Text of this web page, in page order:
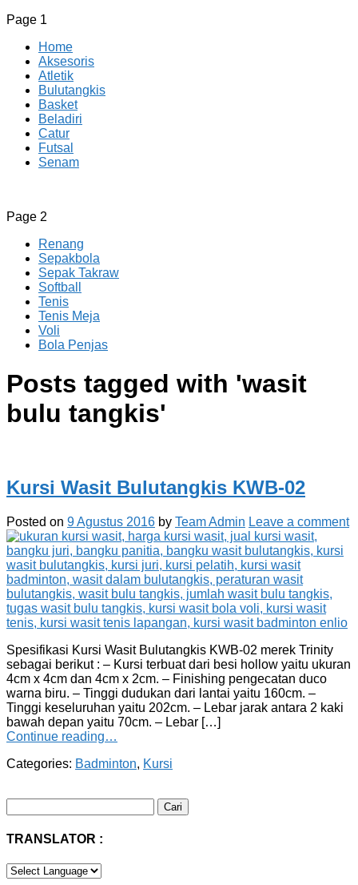
Page 1
Home
Aksesoris
Atletik
Bulutangkis
Basket
Beladiri
Catur
Futsal
Senam
CV JAYA BERSAMA Co Id
Menyediakan Semua Perlengkapan Olahraga Yang
Page 2
Renang
Sepakbola
Sepak Takraw
Softball
Tenis
Tenis Meja
Voli
Bola Penjas
Posts tagged with 'wasit
bulu tangkis'
Kursi Wasit Bulutangkis KWB-02
Posted on 9 Agustus 2016 by Team Admin Leave a comment
Spesifikasi Kursi Wasit Bulutangkis KWB-02 merek Trinity
sebagai berikut : – Kursi terbuat dari besi hollow yaitu ukuran
4cm x 4cm dan 4cm x 2cm. – Finishing pengecatan duco
warna biru. – Tinggi dudukan dari lantai yaitu 160cm. –
Tinggi keseluruhan yaitu 202cm. – Lebar jarak antara 2 kaki
bawah depan yaitu 70cm. – Lebar […]
Continue reading…
Categories: Badminton, Kursi
untuk:
TRANSLATOR :